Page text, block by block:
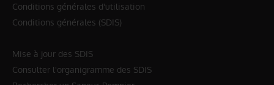
Conditions générales d'utilisation
Conditions générales (SDIS)
Mise à jour des SDIS
Consulter l'organigramme des SDIS